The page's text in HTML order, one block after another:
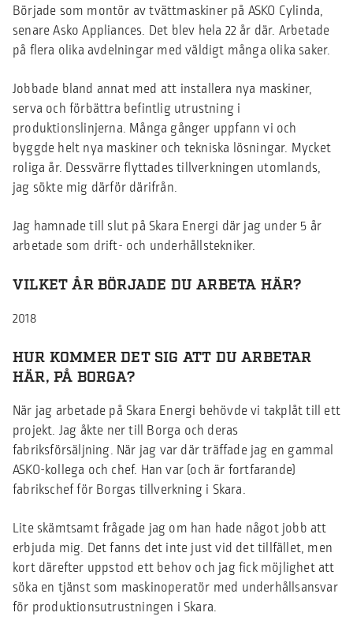
Började som montör av tvättmaskiner på ASKO Cylinda,
senare Asko Appliances. Det blev hela 22 år där. Arbetade
på flera olika avdelningar med väldigt många olika saker.
Jobbade bland annat med att installera nya maskiner,
serva och förbättra befintlig utrustning i
produktionslinjerna. Många gånger uppfann vi och
byggde helt nya maskiner och tekniska lösningar. Mycket
roliga år. Dessvärre flyttades tillverkningen utomlands,
jag sökte mig därför därifrån.
Jag hamnade till slut på Skara Energi där jag under 5 år
arbetade som drift- och underhållstekniker.
VILKET ÅR BÖRJADE DU ARBETA HÄR?
2018
HUR KOMMER DET SIG ATT DU ARBETAR
HÄR, PÅ BORGA?
När jag arbetade på Skara Energi behövde vi takplåt till ett
projekt. Jag åkte ner till Borga och deras
fabriksförsäljning. När jag var där träffade jag en gammal
ASKO-kollega och chef. Han var (och är fortfarande)
fabrikschef för Borgas tillverkning i Skara.
Lite skämtsamt frågade jag om han hade något jobb att
erbjuda mig. Det fanns det inte just vid det tillfället, men
kort därefter uppstod ett behov och jag fick möjlighet att
söka en tjänst som maskinoperatör med underhållsansvar
för produktionsutrustningen i Skara.